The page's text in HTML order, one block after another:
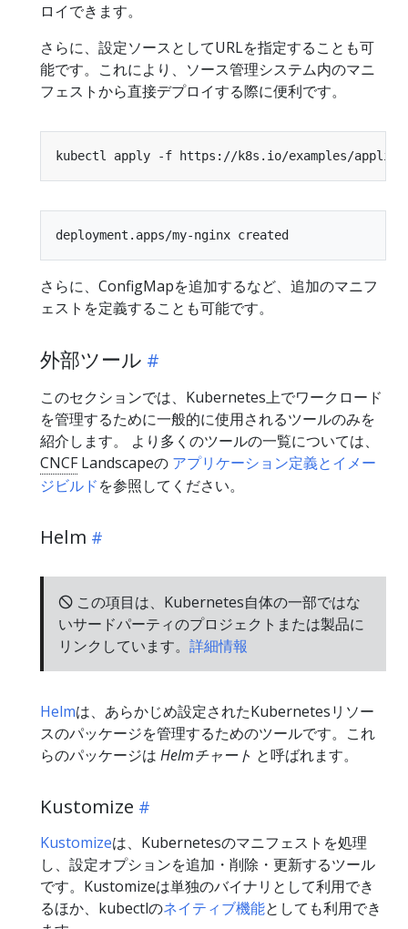
ロイできます。
さらに、設定ソースとしてURLを指定することも可
能です。これにより、ソース管理システム内のマニ
フェストから直接デプロイする際に便利です。
さらに、ConfigMapを追加するなど、追加のマニフ
ェストを定義することも可能です。
外部ツール
このセクションでは、Kubernetes上でワークロード
を管理するために一般的に使用されるツールのみを
紹介します。 より多くのツールの一覧については、
CNCFLandscapeの アプリケーション定義とイメー
ジビルドを参照してください。
Helm
🛇 この項目は、Kubernetes自体の一部ではな
いサードパーティのプロジェクトまたは製品に
リンクしています。 詳細情報
Helmは、あらかじめ設定されたKubernetesリソー
スのパッケージを管理するためのツールです。これ
らのパッケージは Helmチャート と呼ばれます。
Kustomize
Kustomizeは、Kubernetesのマニフェストを処理
し、設定オプションを追加・削除・更新するツール
です。Kustomizeは単独のバイナリとして利用でき
るほか、kubectlのネイティブ機能としても利用でき